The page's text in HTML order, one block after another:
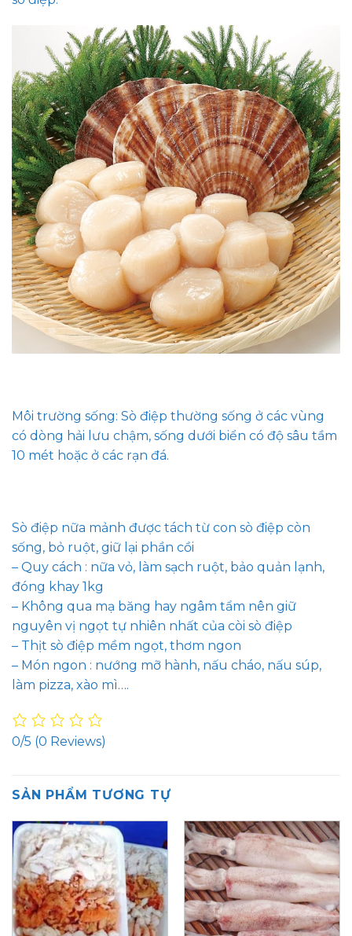
Môi trường sống: Sò điệp thường sống ở các vùng
có dòng hải lưu chậm, sống dưới biển có độ sâu tầm
10 mét hoặc ở các rạn đá.
Sò điệp nữa mảnh được tách từ con sò điệp còn
sống, bỏ ruột, giữ lại phần cồi
– Quy cách : nữa vỏ, làm sạch ruột, bảo quản lạnh,
đóng khay 1kg
– Không qua mạ băng hay ngâm tẩm nên giữ
nguyên vị ngọt tự nhiên nhất của còi sò điệp
– Thịt sò điệp mềm ngọt, thơm ngon
– Món ngon : nướng mỡ hành, nấu cháo, nấu súp,
làm pizza, xào mì….
0/5 (0 Reviews)
SẢN PHẨM TƯƠNG TỰ